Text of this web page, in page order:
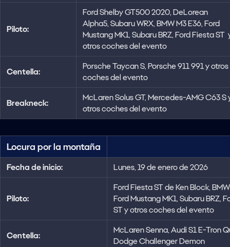
Piloto:
Ford Shelby GT500 2020, DeLorean
Alpha5, Subaru WRX, BMW M3 E36, Ford
Mustang MK1, Subaru BRZ, Ford Fiesta ST
otros coches del evento
Centella:
Porsche Taycan S, Porsche 911 991 y otros
coches del evento
Breakneck:
McLaren Solus GT, Mercedes-AMG C63 S
otros coches del evento
Locura por la montaña
Fecha de inicio: Lunes, 19 de enero de 2026
Piloto:
Ford Fiesta ST de Ken Block,
Ford Mustang MK1, Subaru BRZ,
ST y otros coches del evento
Centella:
McLaren Senna, Audi S1 E-Tron
Dodge Challenger Demon